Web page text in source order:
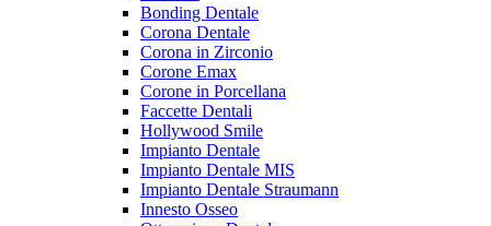
Bonding Dentale
Corona Dentale
Corona in Zirconio
Corone Emax
Corone in Porcellana
Faccette Dentali
Hollywood Smile
Impianto Dentale
Impianto Dentale MIS
Impianto Dentale Straumann
Innesto Osseo